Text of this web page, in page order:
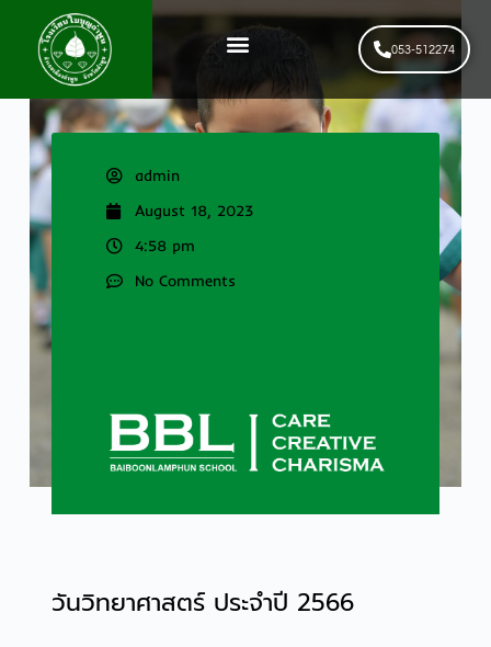
053-512274
admin
August 18, 2023
4:58 pm
No Comments
วันวิทยาศาสตร์ ประจำปี 2566